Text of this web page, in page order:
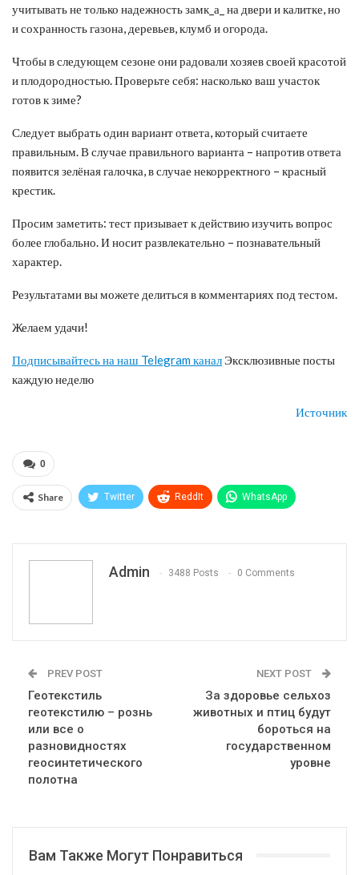
учитывать не только надежность замк_а_ на двери и калитке, но
и сохранность газона, деревьев, клумб и огорода.
Чтобы в следующем сезоне они радовали хозяев своей красотой
и плодородностью. Проверьте себя: насколько ваш участок
готов к зиме?
Следует выбрать один вариант ответа, который считаете
правильным. В случае правильного варианта – напротив ответа
появится зелёная галочка, в случае некорректного – красный
крестик.
Просим заметить: тест призывает к действию изучить вопрос
более глобально. И носит развлекательно – познавательный
характер.
Результатами вы можете делиться в комментариях под тестом.
Желаем удачи!
Подписывайтесь на наш Telegram каналЭксклюзивные посты
каждую неделю
Источник
0
Share Twitter ReddIt WhatsApp
Admin 3488 Posts 0 Comments
PREV POST
Геотекстиль
геотекстилю – рознь
или все о
разновидностях
геосинтетического
полотна
NEXT POST
За здоровье сельхоз
животных и птиц будут
бороться на
государственном
уровне
Вам Также Могут Понравиться